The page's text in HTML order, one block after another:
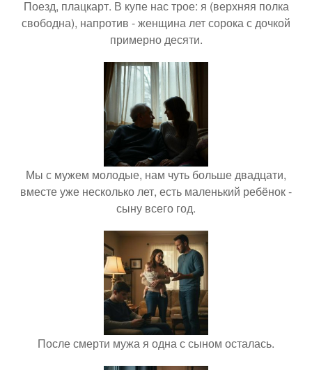
Поезд, плацкарт. В купе нас трое: я (верхняя полка
свободна), напротив - женщина лет сорока с дочкой
примерно десяти.
Мы с мужем молодые, нам чуть больше двадцати,
вместе уже несколько лет, есть маленький ребёнок -
сыну всего год.
После смерти мужа я одна с сыном осталась.